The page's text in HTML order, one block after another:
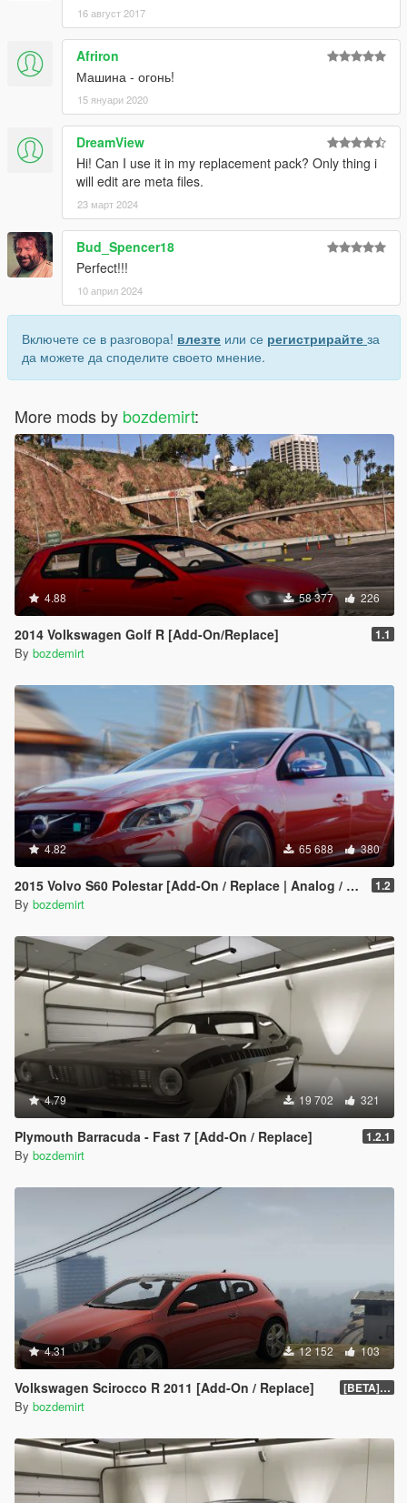
16 август 2017
Afriron
Машина - огонь!
15 януари 2020
DreamView
Hi! Can I use it in my replacement pack? Only thing i
will edit are meta files.
23 март 2024
Bud_Spencer18
Perfect!!!
10 април 2024
Включете се в разговора! влезте или се регистрирайте за
да можете да споделите своето мнение.
More mods by bozdemirt:
4.88 58 377 226
2014 Volkswagen Golf R [Add-On/Replace] 1.1
By bozdemirt
4.82 65 688 380
2015 Volvo S60 Polestar [Add-On / Replace | Analog / Digital Dials] 1.2
By bozdemirt
4.79 19 702 321
Plymouth Barracuda - Fast 7 [Add-On / Replace] 1.2.1
By bozdemirt
4.31 12 152 103
Volkswagen Scirocco R 2011 [Add-On / Replace] [BETA] 0.5
By bozdemirt